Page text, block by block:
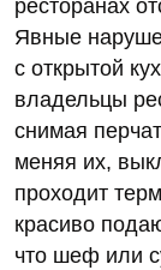
ресторанах
Явные
с открытой
владельцы
снимая
меняя их,
проходит
красиво
что шеф или